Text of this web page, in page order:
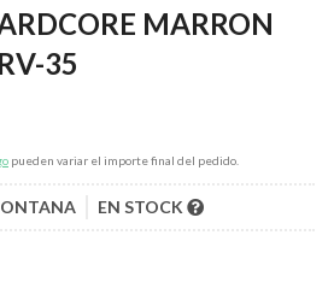
MARRON
35
pueden variar el importe final del pedido.
EN STOCK